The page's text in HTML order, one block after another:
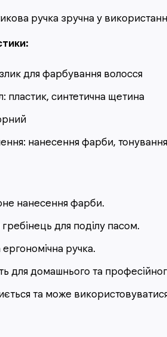
ручка зручна у
для фарбування волосся
пластик, синтетична щетина
нанесення фарби,
нанесення фарби.
для поділу пасом.
ручка.
для домашнього та
та може